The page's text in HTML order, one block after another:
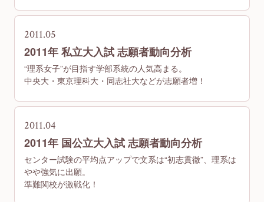
2011.05
2011年 私立大入試 志願者動向分析
“理系女子”が目指す学部系統の人気高まる。
中央大・東京理科大・同志社大などが志願者増！
2011.04
2011年 国公立大入試 志願者動向分析
センター試験の平均点アップで文系は“初志貫徹”、理系は
やや強気に出願。
準難関校が激戦化！